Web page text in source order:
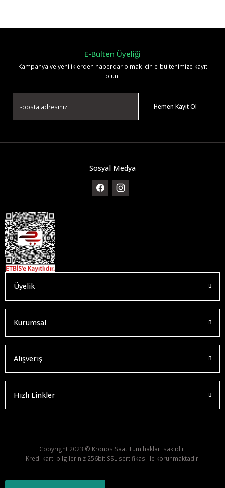
E-Bülten Üyeliği
Kampanya ve yeniliklerden haberdar olmak için e-bültenimize kayıt
olun.
Hemen Kayıt Ol
Sosyal Medya
Üyelik
Kurumsal
Alışveriş
Hızlı Linkler
Copyright 2023 © Kronos Saat Tüm hakları saklıdır.
Kredi kartı bilgileriniz 256bit SSL sertifikası ile korunmaktadır.